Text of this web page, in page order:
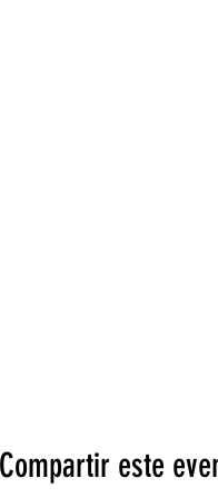
Compartir este